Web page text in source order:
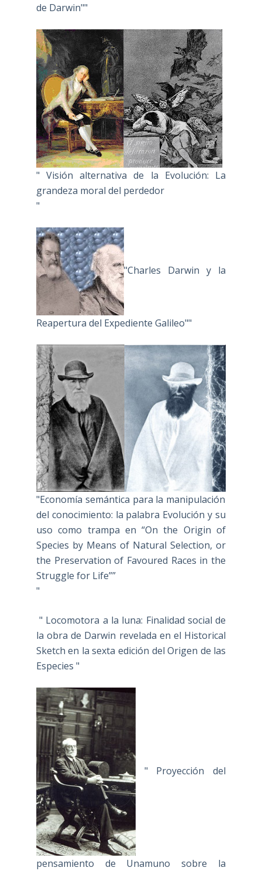
de Darwin""
" Visión alternativa de la Evolución: La
grandeza moral del perdedor
"
"Charles Darwin y la
Reapertura del Expediente Galileo""
"Economía semántica para la manipulación
del conocimiento: la palabra Evolución y su
uso como trampa en “On the Origin of
Species by Means of Natural Selection, or
the Preservation of Favoured Races in the
Struggle for Life””
"
" Locomotora a la luna: Finalidad social de
la obra de Darwin revelada en el Historical
Sketch en la sexta edición del Origen de las
Especies "
" Proyección del
pensamiento de Unamuno sobre la